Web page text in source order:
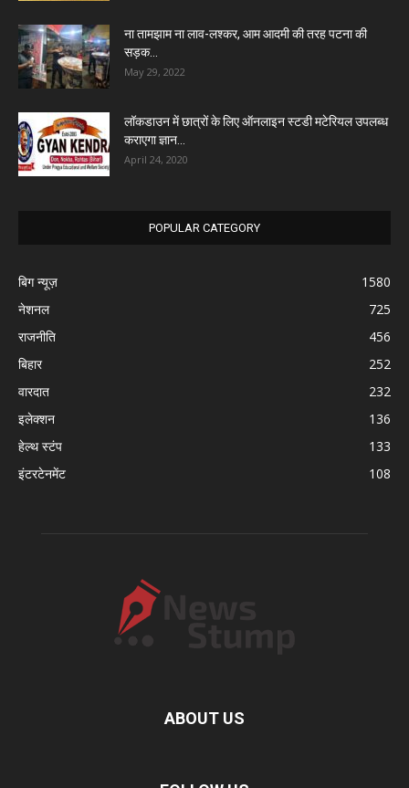
ना तामझाम ना लाव-लश्कर, आम आदमी की तरह पटना की
सड़क...
May 29, 2022
लॉकडाउन में छात्रों के लिए ऑनलाइन स्टडी मटेरियल उपलब्ध
कराएगा ज्ञान...
April 24, 2020
POPULAR CATEGORY
बिग न्यूज़
1580
नेशनल
725
राजनीति
456
बिहार
252
वारदात
232
इलेक्शन
136
हेल्थ स्टंप
133
इंटरटेनमेंट
108
ABOUT US